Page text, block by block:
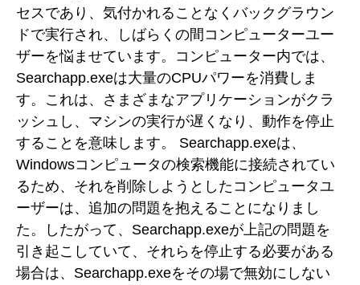
セスであり、気付かれることなくバックグラウン
ドで実行され、しばらくの間コンピューターユー
ザーを悩ませています。コンピューター内では、
Searchapp.exeは大量のCPUパワーを消費しま
す。これは、さまざまなアプリケーションがクラ
ッシュし、マシンの実行が遅くなり、動作を停止
することを意味します。 Searchapp.exeは、
Windowsコンピュータの検索機能に接続されてい
るため、それを削除しようとしたコンピュータユ
ーザーは、追加の問題を抱えることになりまし
た。したがって、Searchapp.exeが上記の問題を
引き起こしていて、それらを停止する必要がある
場合は、Searchapp.exeをその場で無効にしない